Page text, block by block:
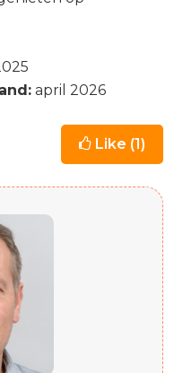
april 2026
Like (1)